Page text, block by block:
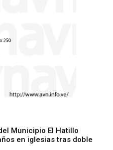
Municipio El Hatillo
en iglesias tras doble